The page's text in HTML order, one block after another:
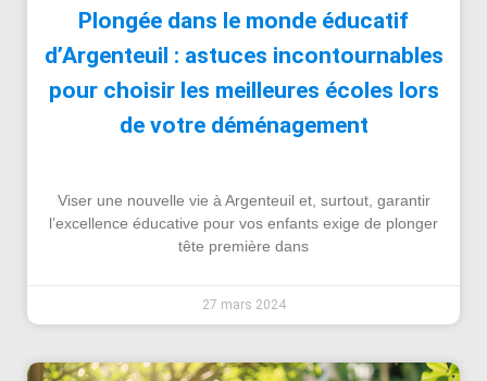
Plongée dans le monde éducatif
d’Argenteuil : astuces incontournables
pour choisir les meilleures écoles lors
de votre déménagement
Viser une nouvelle vie à Argenteuil et, surtout, garantir
l’excellence éducative pour vos enfants exige de plonger
tête première dans
27 mars 2024